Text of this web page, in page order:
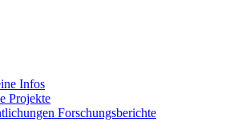
Infos
Projekte
Forschungsberichte